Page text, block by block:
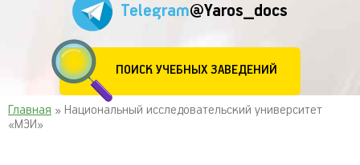
Telegram@Yaros_docs
ПОИСК УЧЕБНЫХ ЗАВЕДЕНИЙ
Главная » Национальный исследовательский университет
«МЭИ»